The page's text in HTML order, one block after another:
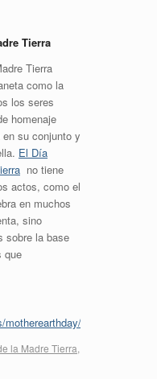
Tierra
Tierra
como la
los seres
homenaje
su conjunto y
El Día
no tiene
actos, como el
en muchos
sino
sobre la base
que
motherearthday/
la Madre Tierra,